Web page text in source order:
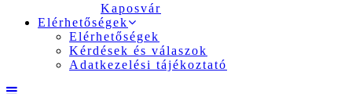
Kaposvár
Elérhetőségek
Elérhetőségek
Kérdések és válaszok
Adatkezelési tájékoztató